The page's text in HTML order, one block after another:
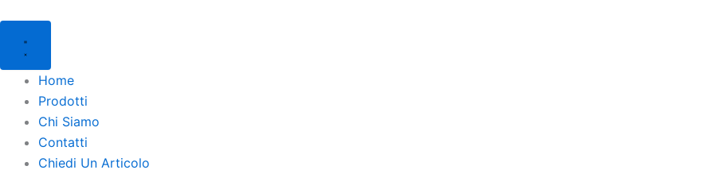
contenuto
Home
Prodotti
Chi Siamo
Contatti
Chiedi Un Articolo
search
search